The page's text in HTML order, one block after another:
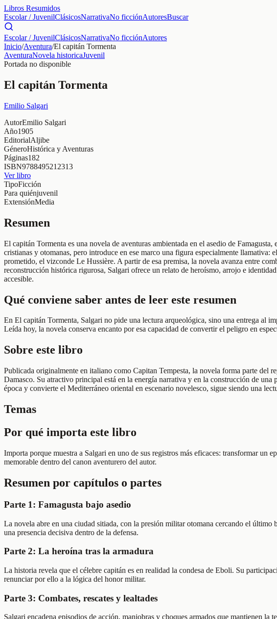
Libros Resumidos
Escolar / JuvenilClásicosNarrativaNo ficciónAutoresBuscar
Escolar / JuvenilClásicosNarrativaNo ficciónAutores
Inicio/Aventura/El capitán Tormenta
AventuraNovela historicaJuvenil
Portada no disponible
El capitán Tormenta
Emilio Salgari
AutorEmilio Salgari
Año1905
EditorialAljibe
GéneroHistórica y Aventuras
Páginas182
ISBN9788495212313
Ver libro
TipoFicción
Para quiénjuvenil
ExtensiónMedia
Resumen
El capitán Tormenta es una novela de aventuras ambientada en el asedio de
cristianas y otomanas, pero introduce en ese marco una figura especialmente
prometido, el vizconde Le Hussière. A partir de esa premisa, la novela avanza entre
reconstrucción histórica rigurosa, Salgari ofrece un relato de heroísmo, arrojo e
accesible.
Qué conviene saber antes de leer este resumen
En El capitán Tormenta, Salgari no pide una lectura arqueológica, sino una entrega al
Leída hoy, la novela conserva encanto por esa capacidad de convertir el peligro en
Sobre este libro
Publicada originalmente en italiano como Capitan Tempesta, la novela forma parte del
Damasco. Su atractivo principal está en la energía narrativa y en la construcción de
época y convierte el Mediterráneo oriental en escenario novelesco, sigue siendo una
Temas
Por qué importa este libro
Importa porque muestra a Salgari en uno de sus registros más eficaces: transformar un
memorable dentro del canon aventurero del autor.
Resumen por capítulos o partes
Parte 1: Famagusta bajo asedio
La novela abre en una ciudad sitiada, con la presión militar otomana cercando el
una presencia decisiva dentro de la defensa.
Parte 2: La heroína tras la armadura
La historia revela que el célebre capitán es en realidad la condesa de Eboli. Su
renunciar por ello a la lógica del honor militar.
Parte 3: Combates, rescates y lealtades
Salgari encadena episodios de acción, maniobras y choques armados que mantienen